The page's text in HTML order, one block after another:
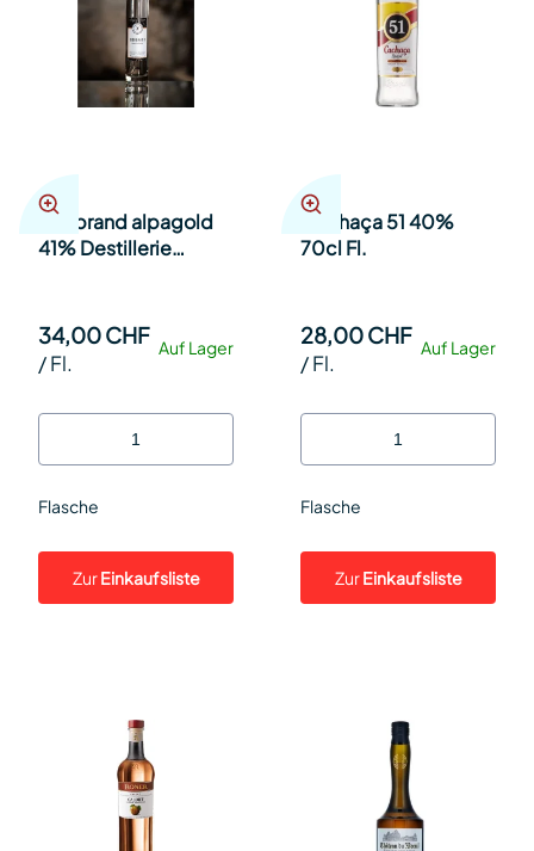
Bierbrand alpagold
41% Destillerie
Auf Lager
34,00 CHF
/Fl.
Flasche
ZurEinkaufsliste
Cachaça 51 40%
70cl Fl.
Auf Lager
28,00 CHF
/Fl.
Flasche
ZurEinkaufsliste